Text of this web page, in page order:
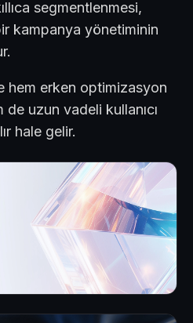
segmentlenmesi,
kampanya yönetiminin
hem erken optimizasyon
uzun vadeli kullanıcı
hale gelir.